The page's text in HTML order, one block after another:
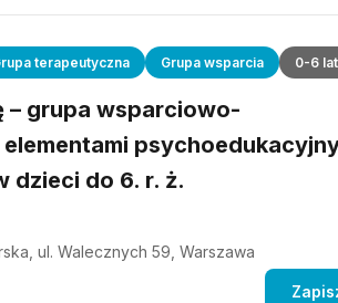
terapeutyczna Grupa wsparcia 0-6 lat
– grupa wsparciowo-
dzieci do 6. r. ż.
ul. Walecznych 59, Warszawa